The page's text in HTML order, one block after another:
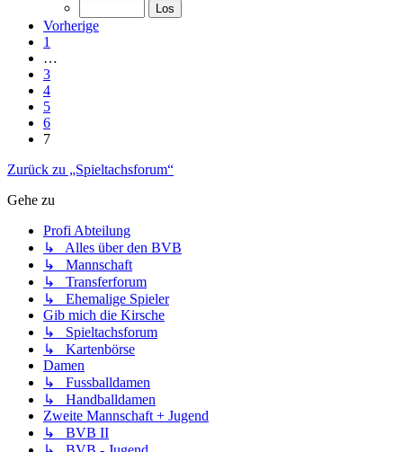
Vorherige
1
…
3
4
5
6
7
Zurück zu „Spieltachsforum“
Gehe zu
Profi Abteilung
↳ Alles über den BVB
↳ Mannschaft
↳ Transferforum
↳ Ehemalige Spieler
Gib mich die Kirsche
↳ Spieltachsforum
↳ Kartenbörse
Damen
↳ Fussballdamen
↳ Handballdamen
Zweite Mannschaft + Jugend
↳ BVB II